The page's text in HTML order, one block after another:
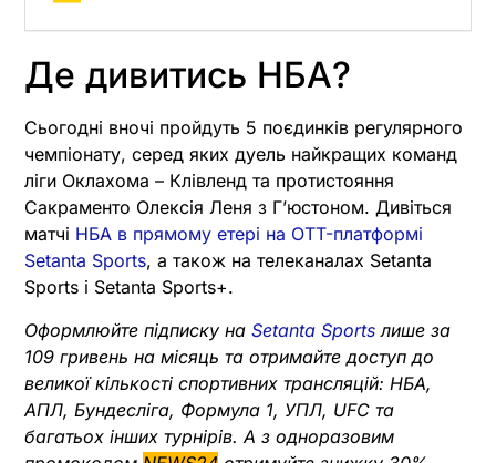
Де дивитись НБА?
Сьогодні вночі пройдуть 5 поєдинків регулярного
чемпіонату, серед яких дуель найкращих команд
ліги Оклахома – Клівленд та протистояння
Сакраменто Олексія Леня з Гʼюстоном. Дивіться
матчі НБА в прямому етері на OTT-платформі
Setanta Sports, а також на телеканалах Setanta
Sports і Setanta Sports+.
Оформлюйте підписку на Setanta Sports лише за
109 гривень на місяць та отримайте доступ до
великої кількості спортивних трансляцій: НБА,
АПЛ, Бундесліга, Формула 1, УПЛ, UFC та
багатьох інших турнірів. А з одноразовим